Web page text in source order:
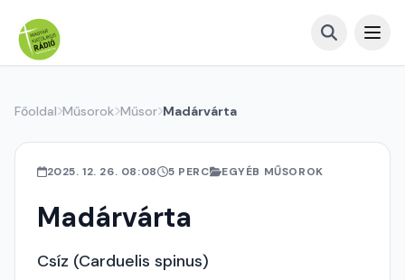
Főoldal Műsorok Műsor Madárvárta
2025. 12. 26. 08:08 5 PERC EGYÉB MŰSOROK
Madárvárta
Csíz (Carduelis spinus)